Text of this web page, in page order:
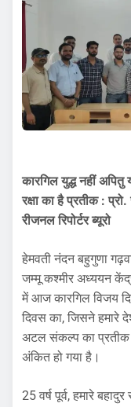
कारगिल युद्ध नहीं
रक्षा का है प्रतीक :
रीजनल रिपोर्टर ब्यूरो
हेमवती नंदन बहुगुणा
जम्मू कश्मीर अध्ययन
में आज कारगिल विजय
दिवस का, जिसने हमारे
अटल संकल्प का प्रतीक
अंकित हो गया है।
25 वर्ष पूर्व, हमारे